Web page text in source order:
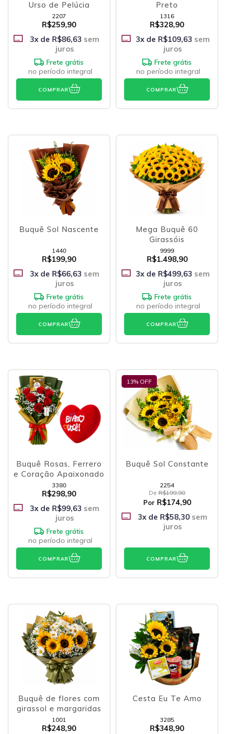
Urso de Pelúcia
2207
R$259,90
3x de R$86,63 sem
juros
Frete grátis
no período integral
COMPRAR
Preto
1316
R$328,90
3x de R$109,63 sem
juros
Frete grátis
no período integral
COMPRAR
Buquê Sol Nascente
1440
R$199,90
3x de R$66,63 sem
juros
Frete grátis
no período integral
COMPRAR
Mega Buquê 60
Girassóis
9999
R$1.498,90
3x de R$499,63 sem
juros
Frete grátis
no período integral
COMPRAR
Buquê Rosas, Ferrero
e Coração Apaixonado
3380
R$298,90
3x de R$99,63 sem
juros
Frete grátis
no período integral
COMPRAR
13% OFF
Buquê Sol Constante
2254
De R$199,90
Por R$174,90
3x de R$58,30 sem
juros
COMPRAR
Buquê de flores com
girassol e margaridas
1001
R$248,90
Cesta Eu Te Amo
3285
R$348,90